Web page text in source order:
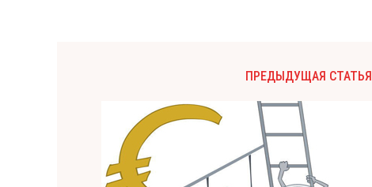
ПРЕДЫДУЩАЯ СТАТЬЯ